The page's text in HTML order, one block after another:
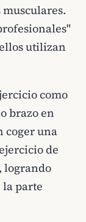
utilizan
como
brazo en
coger una
de
logrando
parte